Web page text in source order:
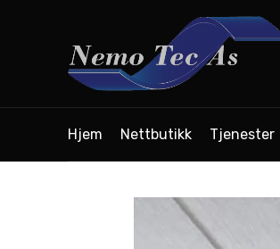
Hjem Nettbutikk Tjenester